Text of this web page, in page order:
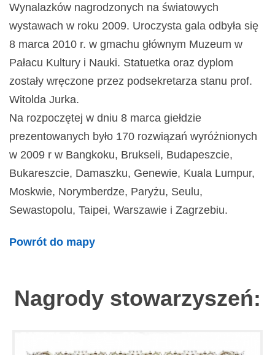
Wynalazków nagrodzonych na światowych
wystawach w roku 2009. Uroczysta gala odbyła się
8 marca 2010 r. w gmachu głównym Muzeum w
Pałacu Kultury i Nauki. Statuetka oraz dyplom
zostały wręczone przez podsekretarza stanu prof.
Witolda Jurka.
Na rozpoczętej w dniu 8 marca giełdzie
prezentowanych było 170 rozwiązań wyróżnionych
w 2009 r w Bangkoku, Brukseli, Budapeszcie,
Bukareszcie, Damaszku, Genewie, Kuala Lumpur,
Moskwie, Norymberdze, Paryżu, Seulu,
Sewastopolu, Taipei, Warszawie i Zagrzebiu.
Powrót do mapy
Nagrody stowarzyszeń: